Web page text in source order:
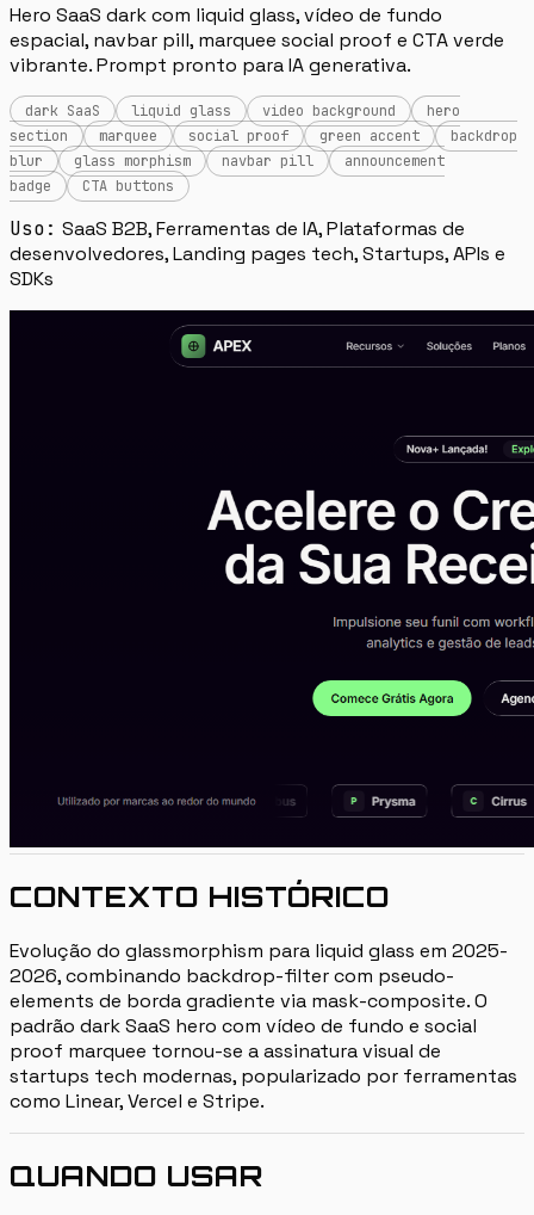
Hero SaaS dark com liquid glass, vídeo de fundo
espacial, navbar pill, marquee social proof e CTA verde
vibrante. Prompt pronto para IA generativa.
dark SaaS liquid glass video background
hero
section
marquee social proof green accent
backdrop
blur
glass morphism navbar pill
announcement
badge
CTA buttons
Uso: SaaS B2B, Ferramentas de IA, Plataformas de
desenvolvedores, Landing pages tech, Startups, APIs e
SDKs
CONTEXTO HISTÓRICO
Evolução do glassmorphism para liquid glass em 2025-
2026, combinando backdrop-filter com pseudo-
elements de borda gradiente via mask-composite. O
padrão dark SaaS hero com vídeo de fundo e social
proof marquee tornou-se a assinatura visual de
startups tech modernas, popularizado por ferramentas
como Linear, Vercel e Stripe.
QUANDO USAR